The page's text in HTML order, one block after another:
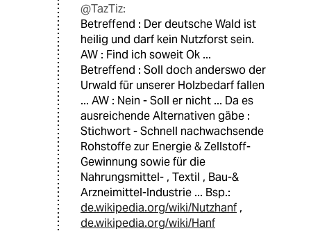
@TazTiz:
Betreffend : Der deutsche Wald ist
heilig und darf kein Nutzforst sein.
AW : Find ich soweit Ok ...
Betreffend : Soll doch anderswo der
Urwald für unserer Holzbedarf fallen
... AW : Nein - Soll er nicht ... Da es
ausreichende Alternativen gäbe :
Stichwort - Schnell nachwachsende
Rohstoffe zur Energie & Zellstoff-
Gewinnung sowie für die
Nahrungsmittel- , Textil , Bau-&
Arzneimittel-Industrie ... Bsp.:
de.wikipedia.org/wiki/Nutzhanf ,
de.wikipedia.org/wiki/Hanf